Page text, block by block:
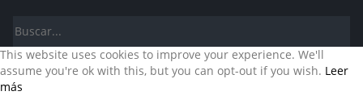
This website uses cookies to improve your experience. We'll
assume you're ok with this, but you can opt-out if you wish. Leer
más